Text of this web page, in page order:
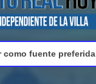
como fuente preferida